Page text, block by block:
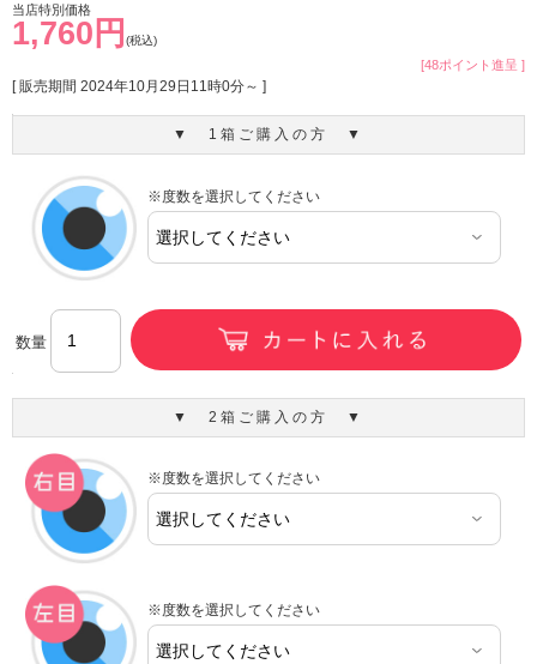
当店特別価格
1,760円 (税込)
[48ポイント進呈 ]
[ 販売期間 2024年10月29日11時0分～ ]
▼ 1箱ご購入の方 ▼
※度数を選択してください
数量
▼ 2箱ご購入の方 ▼
※度数を選択してください
※度数を選択してください